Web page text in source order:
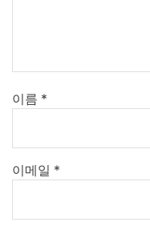
이름 *
이메일 *